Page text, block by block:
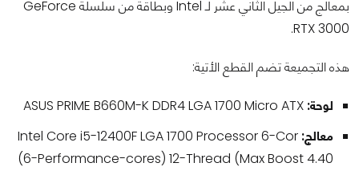
بمعالج من الجيل الثاني عشر لـ Intel وبطاقة من سلسلة GeForce
RTX 3000.
هذه التجميعة تضم القطع الأتية:
لوحة: ASUS PRIME B660M-K DDR4 LGA 1700 Micro ATX
معالج: Intel Core i5-12400F LGA 1700 Processor 6-Cor
(6-Performance-cores) 12-Thread (Max Boost 4.40